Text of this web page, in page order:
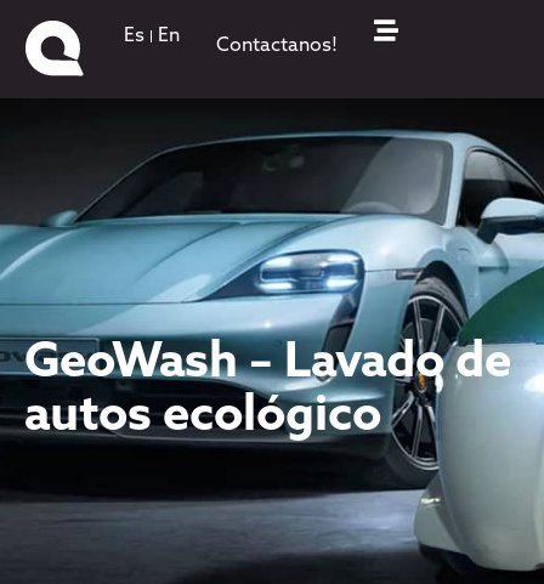
Es En Contactanos!
GeoWash – Lavado de
autos ecológico